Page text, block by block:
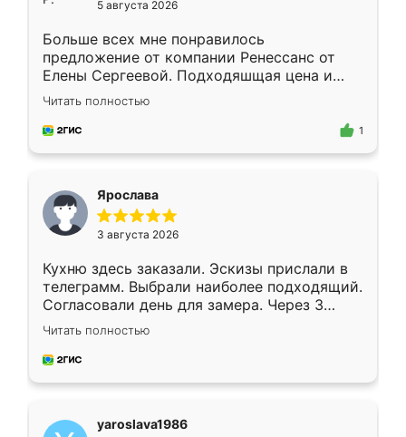
5 августа 2026
Больше всех мне понравилось
предложение от компании Ренессанс от
Елены Сергеевой. Подходяшщая цена и
короткие сроки изготовления. Приехавший
для замера сотрудник Владислав
предложил по моему эскизу самый
Читать полностью
1
Ярослава
3 августа 2026
Кухню здесь заказали. Эскизы прислали в
телеграмм. Выбрали наиболее подходящий.
Согласовали день для замера. Через 3
недели кухня была уже готова. Остались
довольны работой. Спасибо Ренессанс
мебель за качественную работу!
Читать полностью
yaroslava1986